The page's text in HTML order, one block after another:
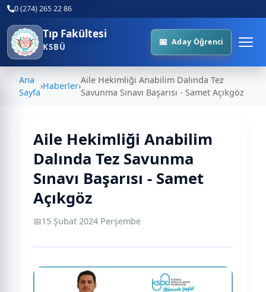
0 (274) 265 22 86
Tıp Fakültesi
KSBÜ Aday Öğrenci
Ana
Sayfa
›Haberler›
Aile Hekimliği Anabilim Dalında Tez
Savunma Sınavı Başarısı - Samet Açıkgöz
Aile Hekimliği Anabilim
Dalında Tez Savunma
Sınavı Başarısı - Samet
Açıkgöz
📅15 Şubat 2024 Perşembe